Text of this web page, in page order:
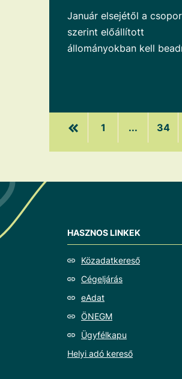
Január elsejétől a
szerint előállított
állományokban kell
1 ... 34
HASZNOS LINKEK
Közadatkereső
Cégeljárás
eAdat
ÖNEGM
Ügyfélkapu
Helyi adó kereső